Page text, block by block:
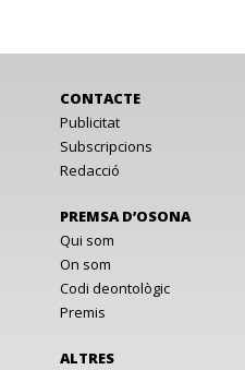
CONTACTE
Publicitat
Subscripcions
Redacció
PREMSA D’OSONA
Qui som
On som
Codi deontològic
Premis
ALTRES